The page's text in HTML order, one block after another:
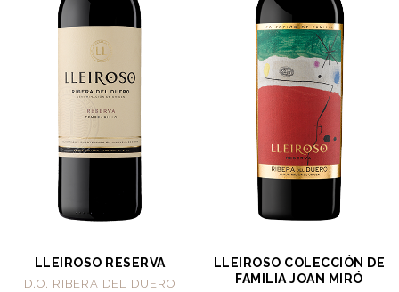
LLEIROSO RESERVA
D.O. RIBERA DEL DUERO
LLEIROSO COLECCIÓN DE
FAMILIA JOAN MIRÓ